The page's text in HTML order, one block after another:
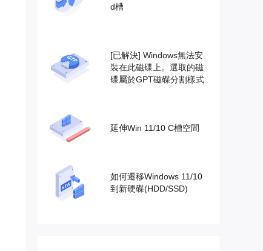
d槽
[已解決] Windows無法安
裝在此磁碟上。選取的磁
碟屬於GPT磁碟分割樣式
延伸Win 11/10 C槽空間
如何遷移Windows 11/10
到新硬碟(HDD/SSD)